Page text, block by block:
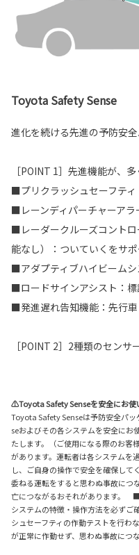
Toyota Safety Sense
進化を続ける先進の予防安全
［POINT 1］先進機能が、
■プリクラッシュセーフテ
■レーンディパーチャーア
■レーダークルーズコント
能なし）：ついていくをサポ
■アダプティブハイビーム
■ロードサインアシスト：
■発進遅れ告知機能：先行
［POINT 2］2種類のセンサ
⚠Toyota Safety Senseを安全にお使
Toyota Safety Senseは予防安全パ
seおよびその各システムを安全にお
たします。（ご使用になる際のお
があります。運転者は各システムを
し、ご自身の操作で安全を確保し
委ねる運転をすると思わぬ事故につ
亡につながるおそれがあります。
システムの特徴・操作方法を必ず
シュセーフティの作動テストを行わ
が正常に作動せず、思わぬ事故につ